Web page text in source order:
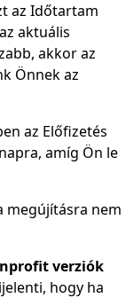
az Időtartam
aktuális
akkor az
Önnek az
az Előfizetés
amíg Ön le
megújításra nem
verziók
hogy ha